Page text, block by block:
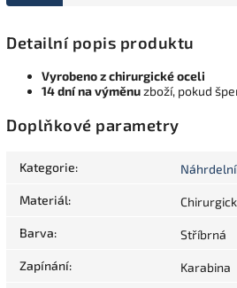
Detailní popis produktu
Vyrobeno z chirurgické oceli
14 dní na výměnuzboží, pokud
Doplňkové parametry
Kategorie:
Materiál:
Barva: Stříbrná
Zapínání: Karabina